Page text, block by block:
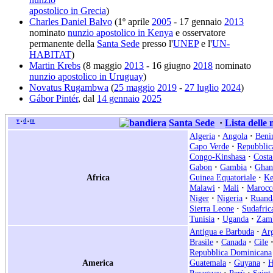
apostolico in Grecia)
Charles Daniel Balvo (1º aprile 2005 - 17 gennaio 2013
nominato nunzio apostolico in Kenya e osservatore
permanente della Santa Sede presso l'UNEPe l'UN-
HABITAT)
Martin Krebs (8 maggio 2013 - 16 giugno 2018 nominato
nunzio apostolico in Uruguay)
Novatus Rugambwa (25 maggio 2019 - 27 luglio 2024)
Gábor Pintér, dal 14 gennaio 2025
v • d • m Santa Sede · Lista delle
Africa
Algeria · Angola ·
Capo Verde ·
Congo-Kinshasa ·
Gabon · Gambia ·
Guinea Equatoriale ·
Malawi · Mali ·
Niger · Nigeria ·
Sierra Leone ·
Tunisia · Uganda ·
America
Antigua e Barbuda ·
Brasile · Canada · Cile ·
Repubblica Dominicana
Guatemala · Guyana ·